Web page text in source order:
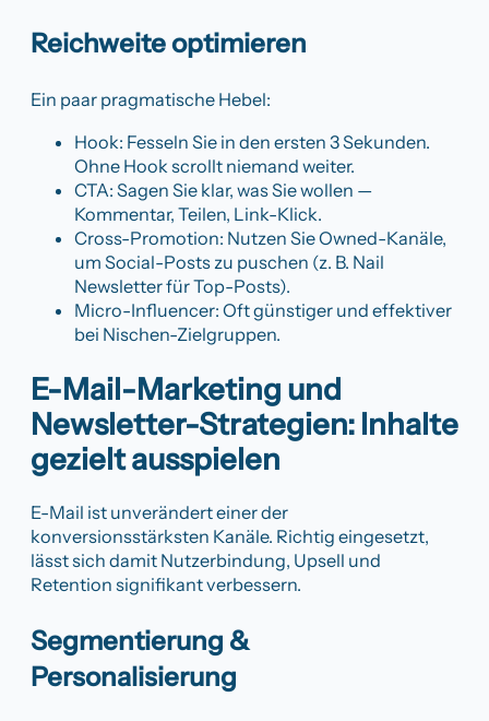
Reichweite optimieren
Ein paar pragmatische Hebel:
Hook: Fesseln Sie in den ersten 3 Sekunden.
Ohne Hook scrollt niemand weiter.
CTA: Sagen Sie klar, was Sie wollen —
Kommentar, Teilen, Link-Klick.
Cross-Promotion: Nutzen Sie Owned-Kanäle,
um Social-Posts zu puschen (z. B. Nail
Newsletter für Top-Posts).
Micro-Influencer: Oft günstiger und effektiver
bei Nischen-Zielgruppen.
E-Mail-Marketing und
Newsletter-Strategien: Inhalte
gezielt ausspielen
E-Mail ist unverändert einer der
konversionsstärksten Kanäle. Richtig eingesetzt,
lässt sich damit Nutzerbindung, Upsell und
Retention signifikant verbessern.
Segmentierung &
Personalisierung